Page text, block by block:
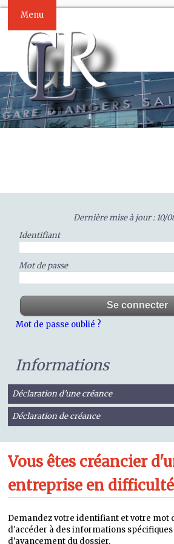
Menu
Dernière mise à jour : 10/
Identifiant
Mot de passe
Mot de passe oublié ?
Informations
Déclaration d'une créance
Déclaration de créance
Vous êtes créancier
entreprise en difficulté
Demandez votre identifiant et votre mot
d'accéder à des informations
d'avancement du dossier.